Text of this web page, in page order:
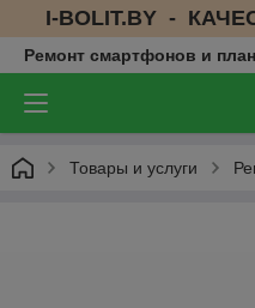
I-BOLIT.BY -
Ремонт смартфонов и
Товары и услуги